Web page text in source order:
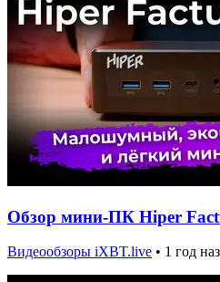
Обзор мини-ПК Hiper
Видеообзоры iXBT.live • 1 год